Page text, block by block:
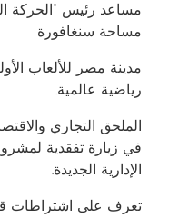
مساعد رئيس “الحركة
مساحة سنغافورة
مدينة مصر للألعاب
رياضية عالمية.
الملحق التجاري
في زيارة تفقدية
الإدارية الجديدة.
تعرف على اشتراطات